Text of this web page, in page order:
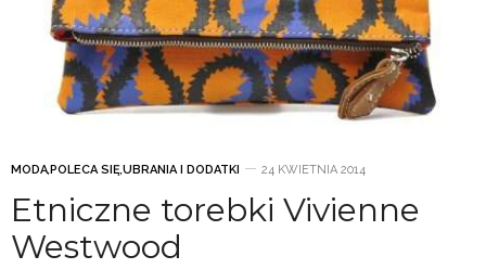
MODA,POLECA SIĘ,UBRANIA I DODATKI 24 KWIETNIA 2014
Etniczne torebki Vivienne
Westwood